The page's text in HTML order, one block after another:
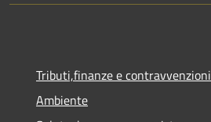
Tributi,finanze e contravvenzioni
Ambiente